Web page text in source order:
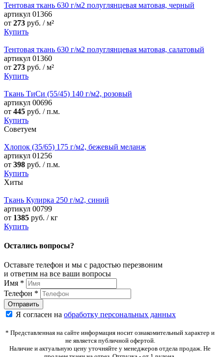
Тентовая ткань 630 г/м2 полуглянцевая матовая, черный
артикул 01366
от 273 руб. / м²
Купить
Тентовая ткань 630 г/м2 полуглянцевая матовая, салатовый
артикул 01360
от 273 руб. / м²
Купить
Ткань ТиСи (55/45) 140 г/м2, розовый
артикул 00696
от 445 руб. / п.м.
Купить
Советуем
Хлопок (35/65) 175 г/м2, бежевый меланж
артикул 01256
от 398 руб. / п.м.
Купить
Хиты
Ткань Кулирка 250 г/м2, синий
артикул 00799
от 1385 руб. / кг
Купить
Остались вопросы?
Оставьте телефон и мы с радостью перезвоним
и ответим на все ваши вопросы
Имя *
Телефон *
Я согласен на обработку персональных данных
* Представленная на сайте информация носит ознакомительный характер и
не является публичной офертой.
Наличие и актуальную цену уточняйте у менеджеров отдела продаж. Не